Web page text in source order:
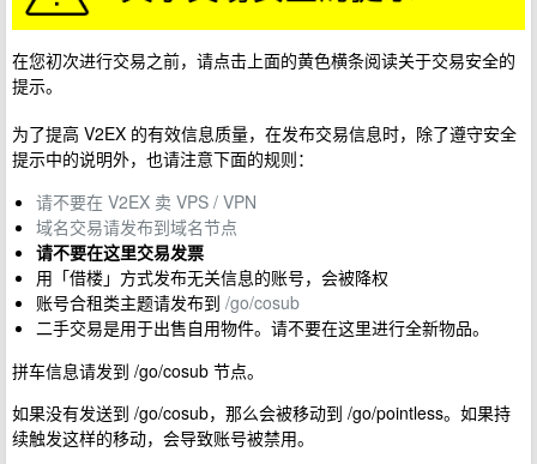
在您初次进行交易之前，请点击上面的黄色横条阅读关于交易安全的
提示。
为了提高 V2EX 的有效信息质量，在发布交易信息时，除了遵守安全
提示中的说明外，也请注意下面的规则：
请不要在 V2EX 卖 VPS / VPN
域名交易请发布到域名节点
请不要在这里交易发票
用「借楼」方式发布无关信息的账号，会被降权
账号合租类主题请发布到 /go/cosub
二手交易是用于出售自用物件。请不要在这里进行全新物品。
拼车信息请发到 /go/cosub 节点。
如果没有发送到 /go/cosub，那么会被移动到 /go/pointless。如果持
续触发这样的移动，会导致账号被禁用。